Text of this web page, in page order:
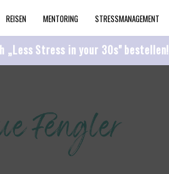
„Less Stress in your 30s" bestellen!
REISEN MENTORING STRESSMANAGEMENT